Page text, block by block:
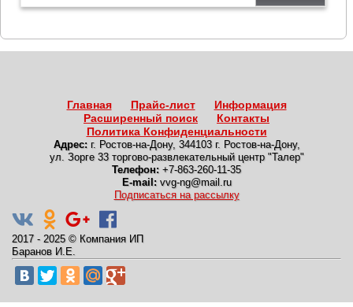
Главная Прайс-лист
Информация
Расширенный поиск
Контакты
Политика Конфиденциальности
Адрес: г. Ростов-на-Дону, 344103 г. Ростов-на-Дону,
ул. Зорге 33 торгово-развлекательный центр "Талер"
Телефон: +7-863-260-11-35
E-mail: vvg-ng@mail.ru
Подписаться на рассылку
2017 - 2025 © Компания ИП
Баранов И.Е.